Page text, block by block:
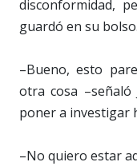
disconformidad,
guardó en su bolso.
–Bueno, esto
otra cosa
poner a investigar
–No quiero estar